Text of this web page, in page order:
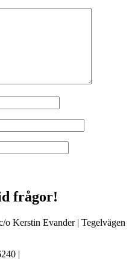
frågor!
o Kerstin Evander | Tegelvägen
|